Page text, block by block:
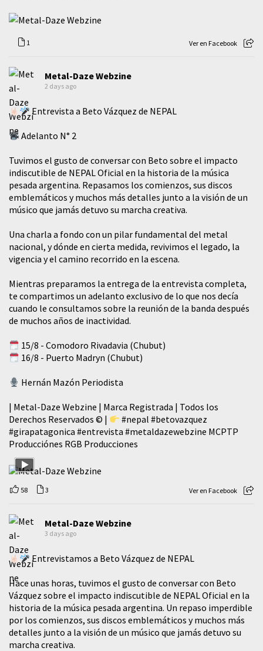
1 Ver en Facebook
Metal-Daze Webzine
2 days ago
Entrevista a Beto Vázquez de NEPAL
Adelanto N° 2
Tuvimos el gusto de conversar con Beto sobre el impacto
indiscutible de NEPAL Oficial en la historia de la música
pesada argentina. Repasamos los comienzos, sus discos
emblemáticos y muchos más detalles junto a la visión de un
músico que jamás detuvo su marcha creativa.
​Una charla a fondo con un pilar fundamental del metal
nacional, y dónde en cierta medida, revivimos el legado, la
vigencia y el camino recorrido en la escena.
Mientras preparamos la entrega de la entrevista completa,
te compartimos un adelanto exclusivo de lo que nos decía
cuando le consultamos sobre la reunión de la banda después
de muchos años de inactividad.
15/8 - Comodoro Rivadavia (Chubut)
16/8 - Puerto Madryn (Chubut)
Hernán Mazón Periodista
| Metal-Daze Webzine | Marca Registrada | Todos los
Derechos Reservados © |
#nepal #betovazquez
#girapatagonica #entrevista #metaldazewebzine MCPTP
Producciónes RGB Producciones
58 3 Ver en Facebook
Metal-Daze Webzine
3 days ago
Entrevistamos a Beto Vázquez de NEPAL
Hace unas horas, tuvimos el gusto de conversar con Beto
Vázquez sobre el impacto indiscutible de NEPAL Oficial en la
historia de la música pesada argentina. Un repaso imperdible
por los comienzos, sus discos emblemáticos y muchos más
detalles junto a la visión de un músico que jamás detuvo su
marcha creativa.